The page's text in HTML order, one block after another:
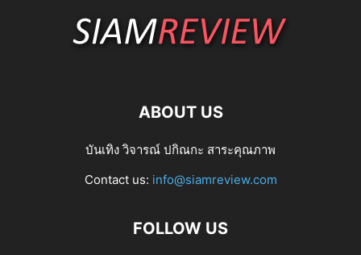
ABOUT US
บันเทิง วิจารณ์ ปกิณกะ สาระคุณภาพ
Contact us: info@siamreview.com
FOLLOW US